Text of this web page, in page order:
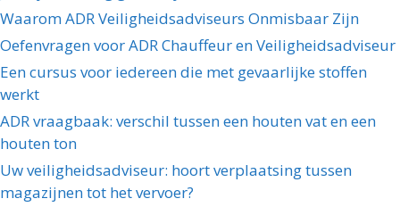
Waarom ADR Veiligheidsadviseurs Onmisbaar Zijn
Oefenvragen voor ADR Chauffeur en Veiligheidsadviseur
Een cursus voor iedereen die met gevaarlijke stoffen
werkt
ADR vraagbaak: verschil tussen een houten vat en een
houten ton
Uw veiligheidsadviseur: hoort verplaatsing tussen
magazijnen tot het vervoer?